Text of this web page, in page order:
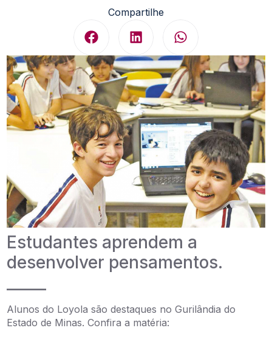
Compartilhe
Estudantes aprendem a
desenvolver pensamentos.
Alunos do Loyola são destaques no Gurilândia do
Estado de Minas. Confira a matéria: